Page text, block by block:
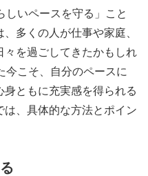
しいペースを守る」こと
多くの人が仕事や家庭、
々を過ごしてきたかもしれ
今こそ、自分のペースに
ともに充実感を得られる
は、具体的な方法とポイン